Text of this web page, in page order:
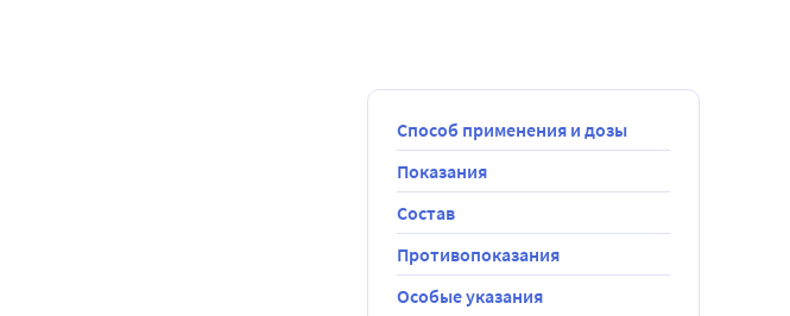
Способ применения и дозы
Показания
Состав
Противопоказания
Особые указания